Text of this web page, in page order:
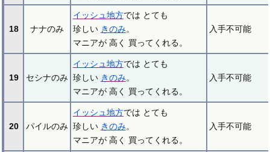
18 ナナのみ
イッシュ地方では とても
珍しい きのみ。
マニアが 高く 買ってくれる。
入手不可能
19 セシナのみ
イッシュ地方では とても
珍しい きのみ。
マニアが 高く 買ってくれる。
入手不可能
20 パイルのみ
イッシュ地方では とても
珍しい きのみ。
マニアが 高く 買ってくれる。
入手不可能